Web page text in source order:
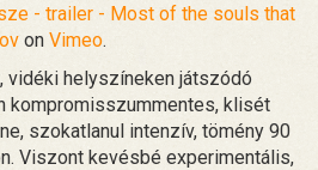
- trailer - Most of the souls that
on Vimeo.
vidéki helyszíneken játszódó
kompromisszummentes, klisét
szokatlanul intenzív, tömény 90
Viszont kevésbé experimentális,